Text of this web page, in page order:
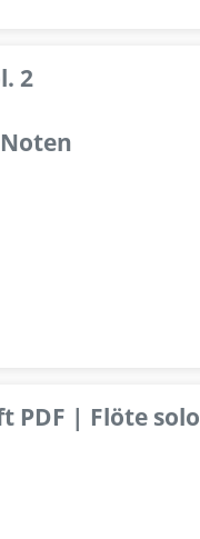
2
PDF | Flöte solo